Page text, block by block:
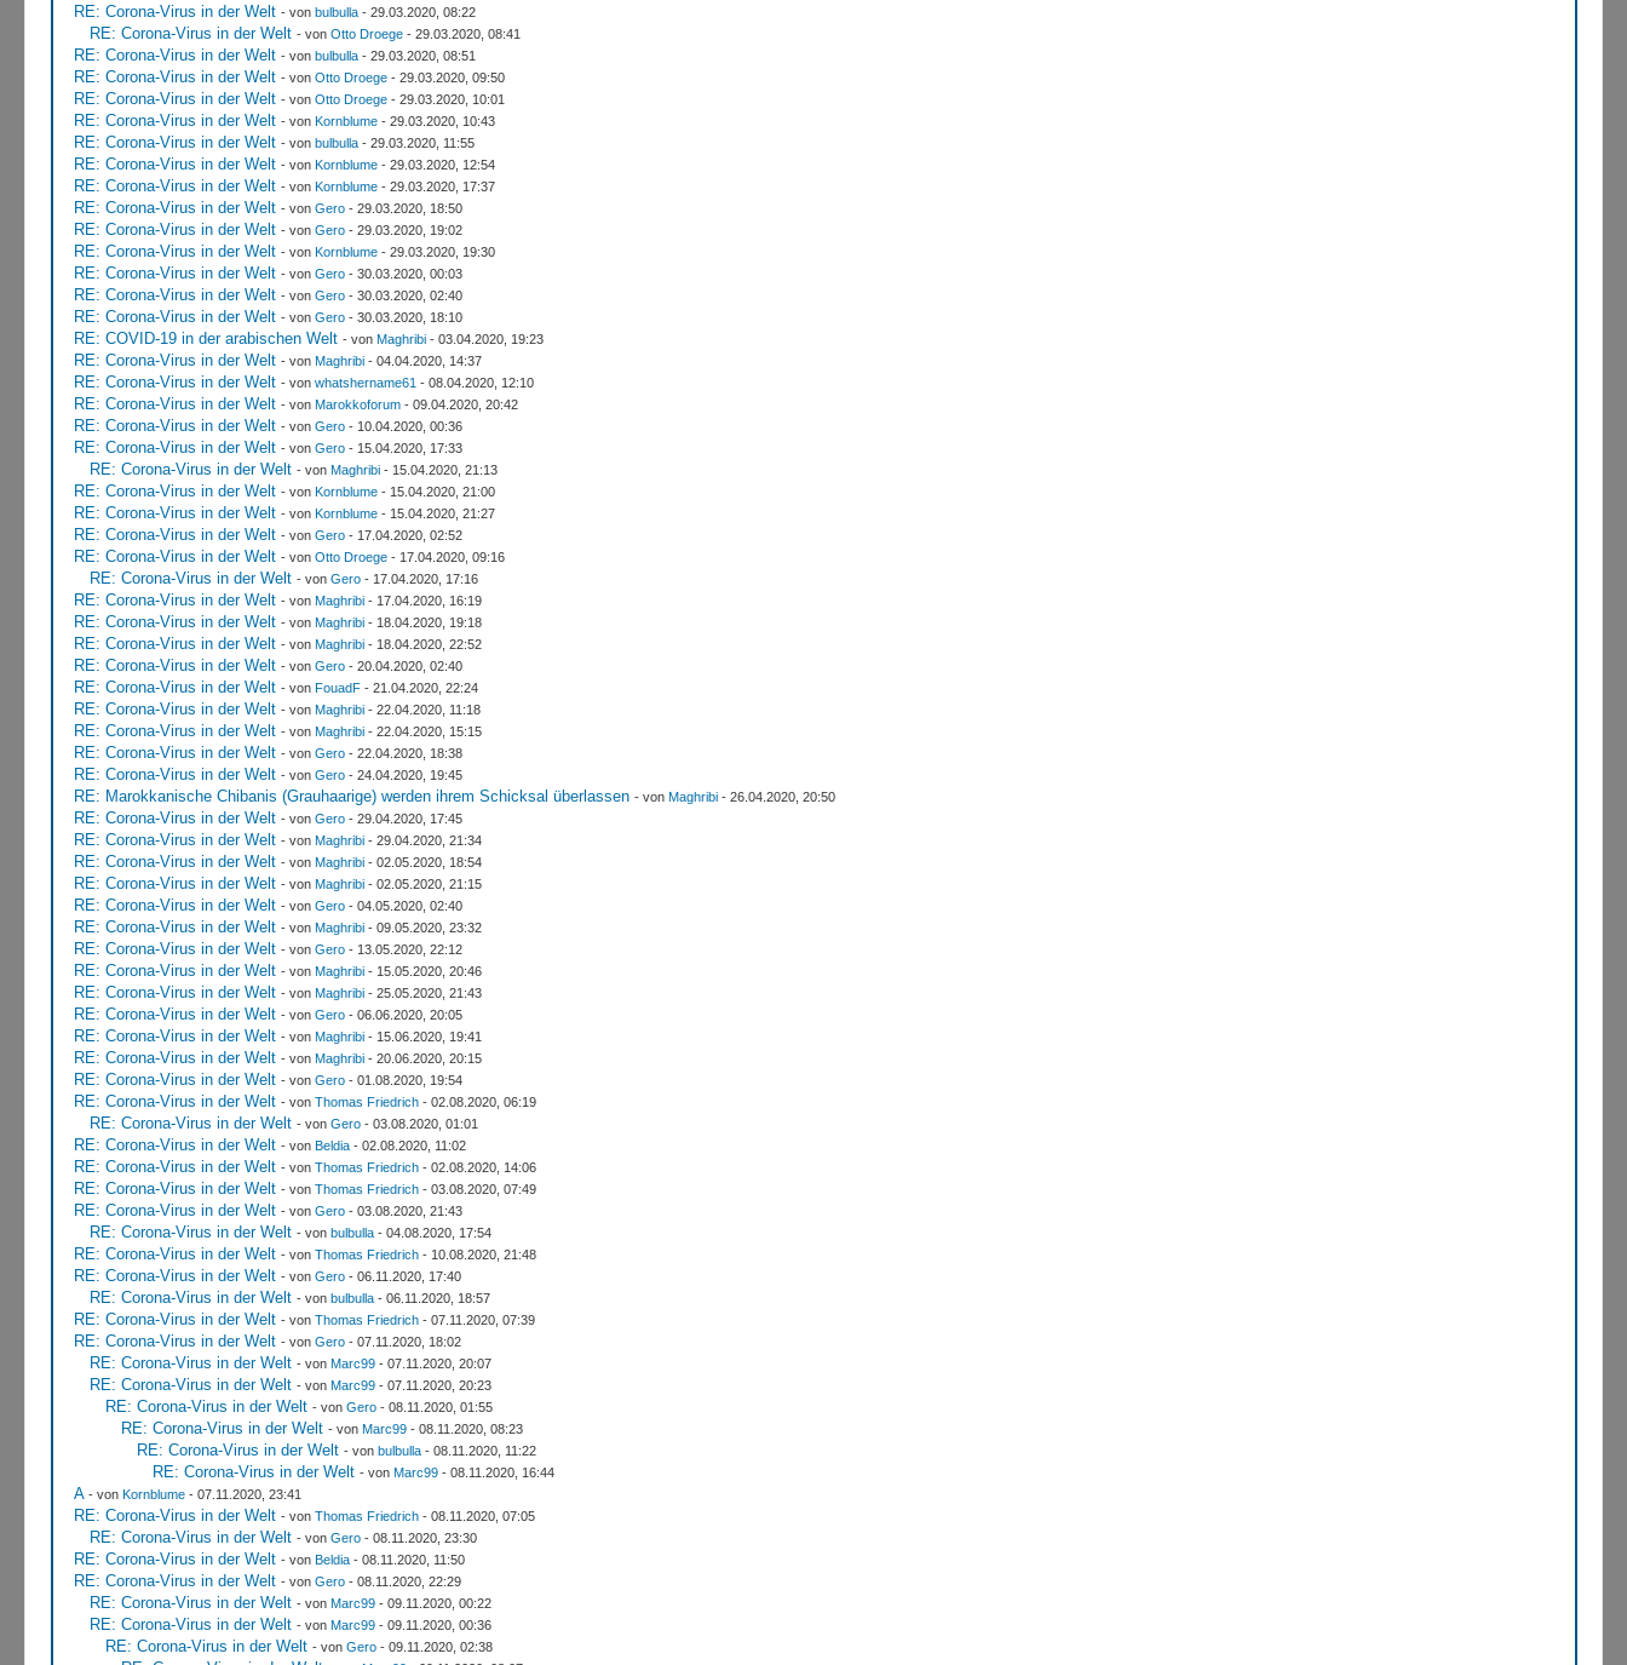
RE: Corona-Virus in der Welt - von bulbulla- 29.03.2020, 08:22
RE: Corona-Virus in der Welt - von Otto Droege- 29.03.2020, 08:41
RE: Corona-Virus in der Welt - von bulbulla- 29.03.2020, 08:51
RE: Corona-Virus in der Welt - von Otto Droege- 29.03.2020, 09:50
RE: Corona-Virus in der Welt - von Otto Droege- 29.03.2020, 10:01
RE: Corona-Virus in der Welt - von Kornblume- 29.03.2020, 10:43
RE: Corona-Virus in der Welt - von bulbulla- 29.03.2020, 11:55
RE: Corona-Virus in der Welt - von Kornblume- 29.03.2020, 12:54
RE: Corona-Virus in der Welt - von Kornblume- 29.03.2020, 17:37
RE: Corona-Virus in der Welt - von Gero- 29.03.2020, 18:50
RE: Corona-Virus in der Welt - von Gero- 29.03.2020, 19:02
RE: Corona-Virus in der Welt - von Kornblume- 29.03.2020, 19:30
RE: Corona-Virus in der Welt - von Gero- 30.03.2020, 00:03
RE: Corona-Virus in der Welt - von Gero- 30.03.2020, 02:40
RE: Corona-Virus in der Welt - von Gero- 30.03.2020, 18:10
RE: COVID-19 in der arabischen Welt - von Maghribi- 03.04.2020, 19:23
RE: Corona-Virus in der Welt - von Maghribi- 04.04.2020, 14:37
RE: Corona-Virus in der Welt - von whatshername61 - 08.04.2020, 12:10
RE: Corona-Virus in der Welt - von Marokkoforum- 09.04.2020, 20:42
RE: Corona-Virus in der Welt - von Gero- 10.04.2020, 00:36
RE: Corona-Virus in der Welt - von Gero- 15.04.2020, 17:33
RE: Corona-Virus in der Welt - von Maghribi- 15.04.2020, 21:13
RE: Corona-Virus in der Welt - von Kornblume- 15.04.2020, 21:00
RE: Corona-Virus in der Welt - von Kornblume- 15.04.2020, 21:27
RE: Corona-Virus in der Welt - von Gero- 17.04.2020, 02:52
RE: Corona-Virus in der Welt - von Otto Droege- 17.04.2020, 09:16
RE: Corona-Virus in der Welt - von Gero- 17.04.2020, 17:16
RE: Corona-Virus in der Welt - von Maghribi- 17.04.2020, 16:19
RE: Corona-Virus in der Welt - von Maghribi- 18.04.2020, 19:18
RE: Corona-Virus in der Welt - von Maghribi- 18.04.2020, 22:52
RE: Corona-Virus in der Welt - von Gero- 20.04.2020, 02:40
RE: Corona-Virus in der Welt - von FouadF- 21.04.2020, 22:24
RE: Corona-Virus in der Welt - von Maghribi- 22.04.2020, 11:18
RE: Corona-Virus in der Welt - von Maghribi- 22.04.2020, 15:15
RE: Corona-Virus in der Welt - von Gero- 22.04.2020, 18:38
RE: Corona-Virus in der Welt - von Gero- 24.04.2020, 19:45
RE: Marokkanische Chibanis (Grauhaarige) werden ihrem Schicksal überlassen - von Maghribi- 26.04.2020, 20:50
RE: Corona-Virus in der Welt - von Gero- 29.04.2020, 17:45
RE: Corona-Virus in der Welt - von Maghribi- 29.04.2020, 21:34
RE: Corona-Virus in der Welt - von Maghribi- 02.05.2020, 18:54
RE: Corona-Virus in der Welt - von Maghribi- 02.05.2020, 21:15
RE: Corona-Virus in der Welt - von Gero- 04.05.2020, 02:40
RE: Corona-Virus in der Welt - von Maghribi- 09.05.2020, 23:32
RE: Corona-Virus in der Welt - von Gero- 13.05.2020, 22:12
RE: Corona-Virus in der Welt - von Maghribi- 15.05.2020, 20:46
RE: Corona-Virus in der Welt - von Maghribi- 25.05.2020, 21:43
RE: Corona-Virus in der Welt - von Gero- 06.06.2020, 20:05
RE: Corona-Virus in der Welt - von Maghribi- 15.06.2020, 19:41
RE: Corona-Virus in der Welt - von Maghribi- 20.06.2020, 20:15
RE: Corona-Virus in der Welt - von Gero- 01.08.2020, 19:54
RE: Corona-Virus in der Welt - von Thomas Friedrich- 02.08.2020, 06:19
RE: Corona-Virus in der Welt - von Gero- 03.08.2020, 01:01
RE: Corona-Virus in der Welt - von Beldia- 02.08.2020, 11:02
RE: Corona-Virus in der Welt - von Thomas Friedrich- 02.08.2020, 14:06
RE: Corona-Virus in der Welt - von Thomas Friedrich- 03.08.2020, 07:49
RE: Corona-Virus in der Welt - von Gero- 03.08.2020, 21:43
RE: Corona-Virus in der Welt - von bulbulla- 04.08.2020, 17:54
RE: Corona-Virus in der Welt - von Thomas Friedrich- 10.08.2020, 21:48
RE: Corona-Virus in der Welt - von Gero- 06.11.2020, 17:40
RE: Corona-Virus in der Welt - von bulbulla- 06.11.2020, 18:57
RE: Corona-Virus in der Welt - von Thomas Friedrich- 07.11.2020, 07:39
RE: Corona-Virus in der Welt - von Gero- 07.11.2020, 18:02
RE: Corona-Virus in der Welt - von Marc99- 07.11.2020, 20:07
RE: Corona-Virus in der Welt - von Marc99- 07.11.2020, 20:23
RE: Corona-Virus in der Welt - von Gero- 08.11.2020, 01:55
RE: Corona-Virus in der Welt - von Marc99- 08.11.2020, 08:23
RE: Corona-Virus in der Welt - von bulbulla- 08.11.2020, 11:22
RE: Corona-Virus in der Welt - von Marc99- 08.11.2020, 16:44
A - von Kornblume- 07.11.2020, 23:41
RE: Corona-Virus in der Welt - von Thomas Friedrich- 08.11.2020, 07:05
RE: Corona-Virus in der Welt - von Gero- 08.11.2020, 23:30
RE: Corona-Virus in der Welt - von Beldia- 08.11.2020, 11:50
RE: Corona-Virus in der Welt - von Gero- 08.11.2020, 22:29
RE: Corona-Virus in der Welt - von Marc99- 09.11.2020, 00:22
RE: Corona-Virus in der Welt - von Marc99- 09.11.2020, 00:36
RE: Corona-Virus in der Welt - von Gero- 09.11.2020, 02:38